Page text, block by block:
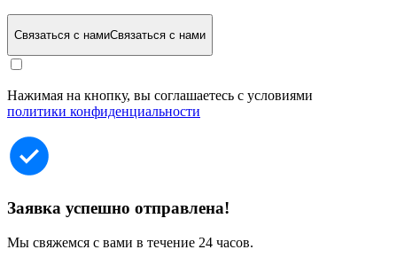
Связаться с намиСвязаться с нами
Нажимая на кнопку, вы соглашаетесь с условиями
политики конфиденциальности
Заявка успешно отправлена!
Мы свяжемся с вами в течение 24 часов.